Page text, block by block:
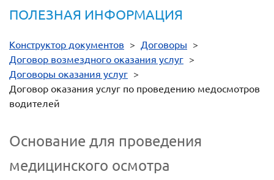
ПОЛЕЗНАЯ ИНФОРМАЦИЯ
Конструктор документов > Договоры >
Договор возмездного оказания услуг >
Договоры оказания услуг >
Договор оказания услуг по проведению медосмотров
водителей
Основание для проведения
медицинского осмотра